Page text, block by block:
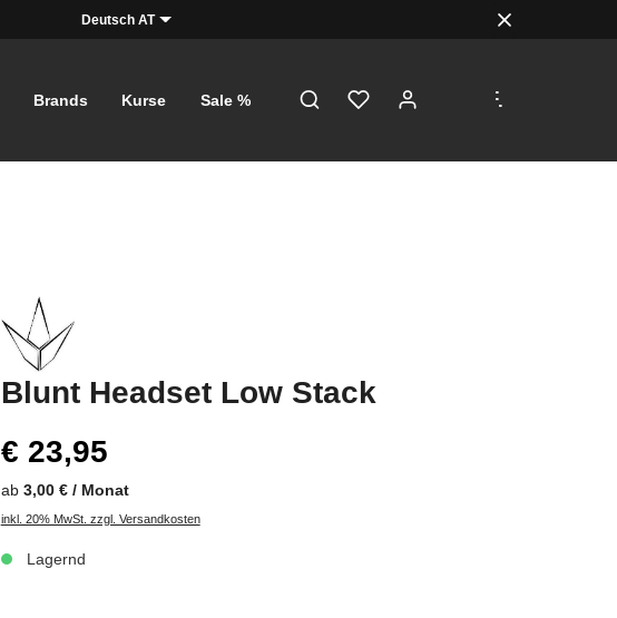
Deutsch AT
Brands Kurse Sale %
...
Blunt Headset Low Stack
€ 23,95
ab 3,00 € / Monat
inkl. 20% MwSt. zzgl. Versandkosten
Lagernd